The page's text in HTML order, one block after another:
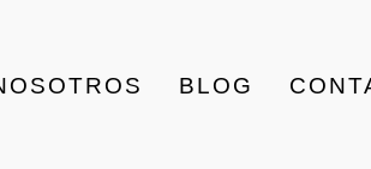
BLOG